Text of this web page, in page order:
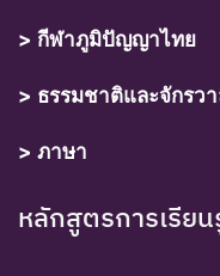
> กีฬาภูมิปัญญาไทย
> ธรรมชาติและจักรว
> ภาษา
หลักสูตรการเรียน